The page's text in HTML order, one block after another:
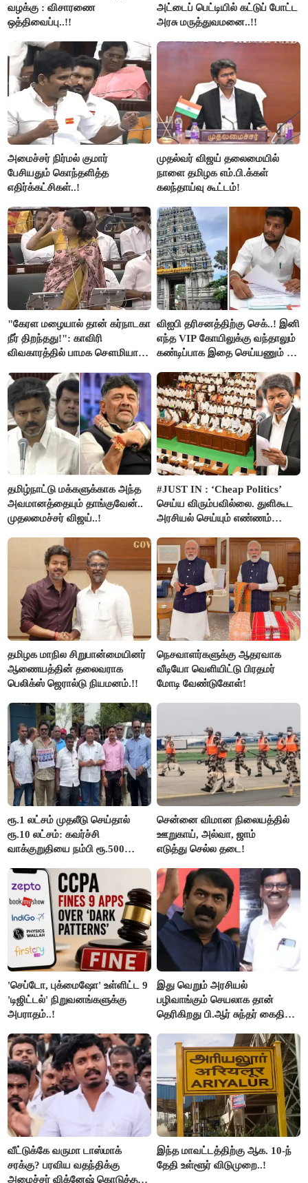
வழக்கு : விசாரணை
ஒத்திவைப்பு..!!
அட்டைப் பெட்டியில் கட்டுப் போட்ட
அரசு மருத்துவமனை..!!
அமைச்சர் நிர்மல் குமார்
பேசியதும் கொந்தளித்த
எதிர்க்கட்சிகள்..!
முதல்வர் விஜய் தலைமையில்
நாளை தமிழக எம்.பி.க்கள்
கலந்தாய்வு கூட்டம்!
"கேரள மழையால் தான் கர்நாடகா
நீர் திறந்தது!": காவிரி
விவகாரத்தில் பாமக சௌமியா
விஐபி தரிசனத்திற்கு செக்..! இனி
எந்த VIP கோயிலுக்கு வந்தாலும்
கண்டிப்பாக இதை செய்யணும் -
தமிழ்நாட்டு மக்களுக்காக அந்த
அவமானத்தையும் தாங்குவேன்..
முதலமைச்சர் விஜய்..!
#JUST IN : ‘Cheap Politics’
செய்ய விரும்பவில்லை. துளிகூட
அரசியல் செய்யும் எண்ணம்
விஜய் பதில்!
தமிழக மாநில சிறுபான்மையினர்
ஆணையத்தின் தலைவராக
பெலிக்ஸ் ஜெரால்டு நியமனம்.!!
நெசவாளர்களுக்கு ஆதரவாக
வீடியோ வெளியிட்டு பிரதமர்
மோடி வேண்டுகோள்!
ரூ.1 லட்சம் முதலீடு செய்தால்
ரூ.10 லட்சம்: கவர்ச்சி
வாக்குறுதியை நம்பி ரூ.500
மக்கள்!
சென்னை விமான நிலையத்தில்
ஊறுகாய், அல்வா, ஜாம்
எடுத்து செல்ல தடை!
'செப்டோ, புக்மைஷோ' உள்ளிட்ட 9
'டிஜிட்டல்' நிறுவனங்களுக்கு
அபராதம்..!
இது வெறும் அரசியல்
பழிவாங்கும் செயலாக தான்
தெரிகிறது பி.ஆர் சுந்தர் கைதிற்கு
வீட்டுக்கே வருமா டாஸ்மாக்
சரக்கு? பரவிய வதந்திக்கு
அமைச்சர் விக்னேஷ் கொடுத்த
இந்த மாவட்டத்திற்கு ஆக. 10-ந்
தேதி உள்ளூர் விடுமுறை..!